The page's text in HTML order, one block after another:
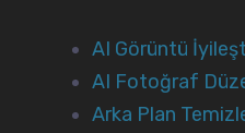
AI Görüntü
AI Fotoğraf
Arka Plan